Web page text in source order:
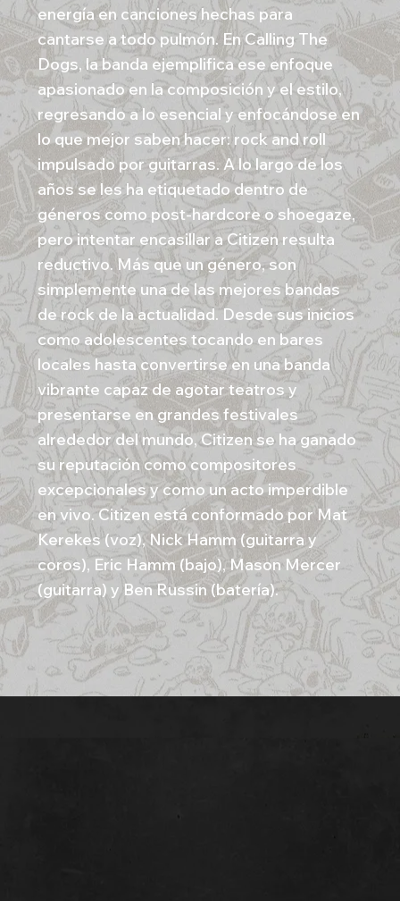
energía en canciones hechas para
cantarse a todo pulmón. En Calling The
Dogs, la banda ejemplifica ese enfoque
apasionado en la composición y el estilo,
regresando a lo esencial y enfocándose en
lo que mejor saben hacer: rock and roll
impulsado por guitarras. A lo largo de los
años se les ha etiquetado dentro de
géneros como post-hardcore o shoegaze,
pero intentar encasillar a Citizen resulta
reductivo. Más que un género, son
simplemente una de las mejores bandas
de rock de la actualidad. Desde sus inicios
como adolescentes tocando en bares
locales hasta convertirse en una banda
vibrante capaz de agotar teatros y
presentarse en grandes festivales
alrededor del mundo, Citizen se ha ganado
su reputación como compositores
excepcionales y como un acto imperdible
en vivo. Citizen está conformado por Mat
Kerekes (voz), Nick Hamm (guitarra y
coros), Eric Hamm (bajo), Mason Mercer
(guitarra) y Ben Russin (batería).